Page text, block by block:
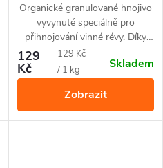
měsíce.
Organické granulované hnojivo
vyvynuté speciálně pro
přihnojování vinné révy. Díky
přírodnímu složení je vhodné
pro ekologické pěstování. Živiny
uvolňuje postupně po dobu až
3 měsíců.
129
Kč
Měrná
cena:
129 Kč
/ 1 kg
Skladem
Zobrazit